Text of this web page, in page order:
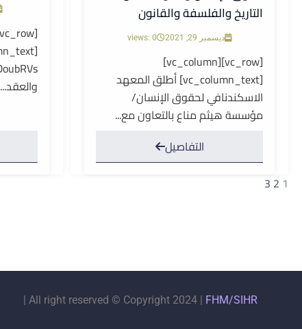
التاريخ والفلسفة والقانون
ديسمبر 29, 2021 views: 0
[vc_row][vc_column]
[vc_column_text] أطلق المعهد
الاسكندنافي لحقوق الإنسان/
مؤسسة هيثم مناع بالتعاون مع...
التفاصيل
والعقد...
1
2
3
All right reserved © Copyright 2024 | FHM/SIHR
|